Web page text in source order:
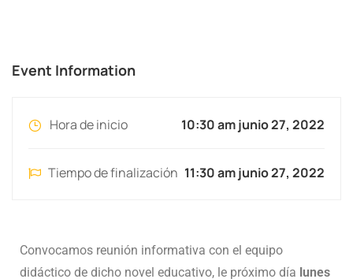
Event Information
Hora de inicio 10:30 am junio 27, 2022
Tiempo de finalización 11:30 am junio 27, 2022
Convocamos reunión informativa con el equipo
didáctico de dicho novel educativo, le próximo día lunes